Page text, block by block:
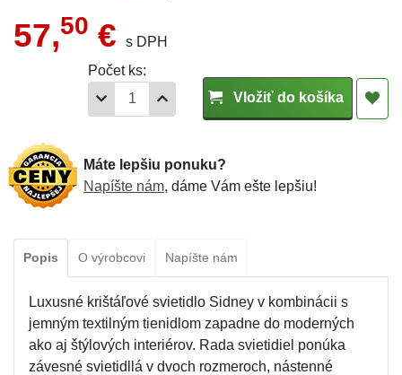
57,50 €
s DPH
Počet ks:
Vložiť do košíka
Máte lepšiu ponuku?
Napíšte nám, dáme Vám ešte lepšiu!
Popis O výrobcovi Napíšte nám
Luxusné krištáľové svietidlo Sidney v kombinácii s
jemným textilným tienidlom zapadne do moderných
ako aj štýlových interiérov. Rada svietidiel ponúka
závesné svietidllá v dvoch rozmeroch, nástenné